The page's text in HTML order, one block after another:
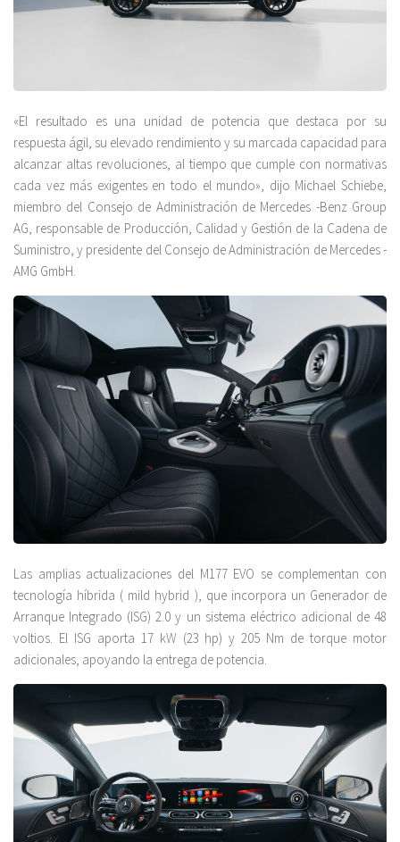
«El resultado es una unidad de potencia que destaca por su
respuesta ágil, su elevado rendimiento y su marcada capacidad para
alcanzar altas revoluciones, al tiempo que cumple con normativas
cada vez más exigentes en todo el mundo», dijo Michael Schiebe,
miembro del Consejo de Administración de Mercedes -Benz Group
AG, responsable de Producción, Calidad y Gestión de la Cadena de
Suministro, y presidente del Consejo de Administración de Mercedes -
AMG GmbH.
Las amplias actualizaciones del M177 EVO se complementan con
tecnología híbrida ( mild hybrid ), que incorpora un Generador de
Arranque Integrado (ISG) 2.0 y un sistema eléctrico adicional de 48
voltios. El ISG aporta 17 kW (23 hp) y 205 Nm de torque motor
adicionales, apoyando la entrega de potencia.